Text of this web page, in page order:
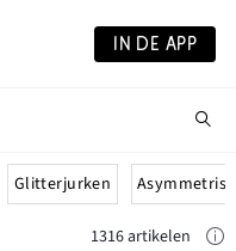
IN DE APP
je?
Glitterjurken
1316 artikelen